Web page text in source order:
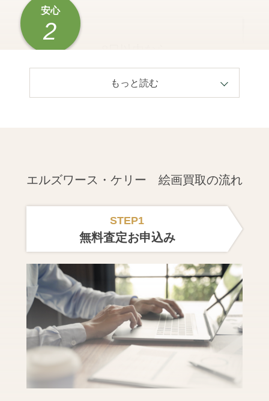
安心
2
8日以内なら
キャンセル可能
（出張買取時）
個人情報保護
セキュリティ管理
翠波画廊では、しっかりとしたセキュリティ
管理のもと、お客様の大切な個人情報の徹底
管理を義務付けております。ご安心くださ
い。
エルズワース・ケリー 絵画買取の流れ
STEP1
無料査定お申込み